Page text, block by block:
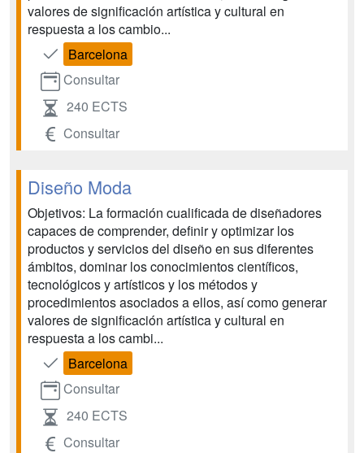
valores de significación artística y cultural en
respuesta a los cambio...
Barcelona
Consultar
240 ECTS
Consultar
Diseño Moda
Objetivos: La formación cualificada de diseñadores
capaces de comprender, definir y optimizar los
productos y servicios del diseño en sus diferentes
ámbitos, dominar los conocimientos científicos,
tecnológicos y artísticos y los métodos y
procedimientos asociados a ellos, así como generar
valores de significación artística y cultural en
respuesta a los cambi...
Barcelona
Consultar
240 ECTS
Consultar